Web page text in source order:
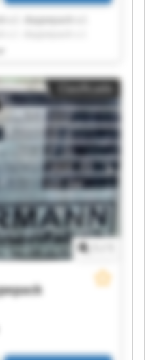
s.l. daypepack s.l.
s.l. daypepack s.l.
s.l. daypepack s.l.
s.l. daypepack s.l.
s.l.